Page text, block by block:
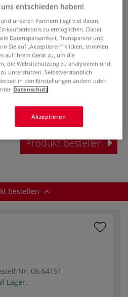
gewachst
rund Ø ca. 1mm. Geeignet für
und Modeschmuck oder
Mehr
inklusive 20% bzw. 10% MwSt,
ggf. zuzüglich
Produkt bestellen
bestellen
Nr. 08-64151
Lager.
entschieden haben!
unseren Partnern liegt viel daran,
zu ermöglichen. Dabei
Datensparsamkeit, Transparenz und
Sie auf „Akzeptieren“ klicken, stimmen
auf Ihrem Gerät zu, um die
die Websitenutzung zu analysieren und
unterstützen. Selbstverständlich
in den Einstellungen ändern oder
Datenschutz
Akzeptieren